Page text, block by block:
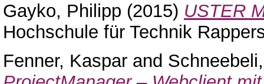
Gayko, Philipp (2015) USTER
Hochschule für Technik
Fenner, Kaspar and